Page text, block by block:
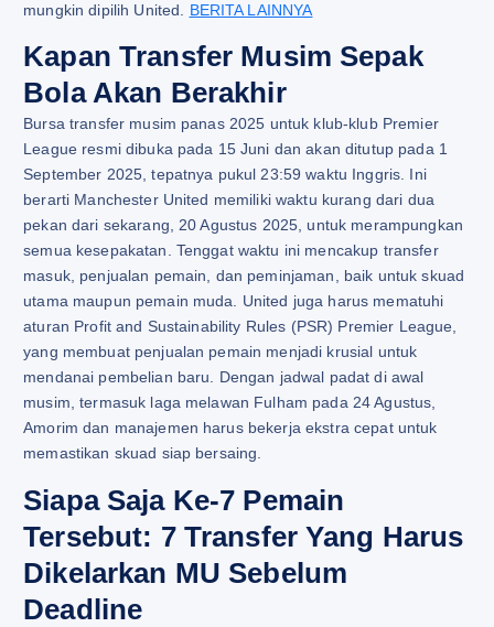
mungkin dipilih United. BERITA LAINNYA
Kapan Transfer Musim Sepak
Bola Akan Berakhir
Bursa transfer musim panas 2025 untuk klub-klub Premier
League resmi dibuka pada 15 Juni dan akan ditutup pada 1
September 2025, tepatnya pukul 23:59 waktu Inggris. Ini
berarti Manchester United memiliki waktu kurang dari dua
pekan dari sekarang, 20 Agustus 2025, untuk merampungkan
semua kesepakatan. Tenggat waktu ini mencakup transfer
masuk, penjualan pemain, dan peminjaman, baik untuk skuad
utama maupun pemain muda. United juga harus mematuhi
aturan Profit and Sustainability Rules (PSR) Premier League,
yang membuat penjualan pemain menjadi krusial untuk
mendanai pembelian baru. Dengan jadwal padat di awal
musim, termasuk laga melawan Fulham pada 24 Agustus,
Amorim dan manajemen harus bekerja ekstra cepat untuk
memastikan skuad siap bersaing.
Siapa Saja Ke-7 Pemain
Tersebut: 7 Transfer Yang Harus
Dikelarkan MU Sebelum
Deadline